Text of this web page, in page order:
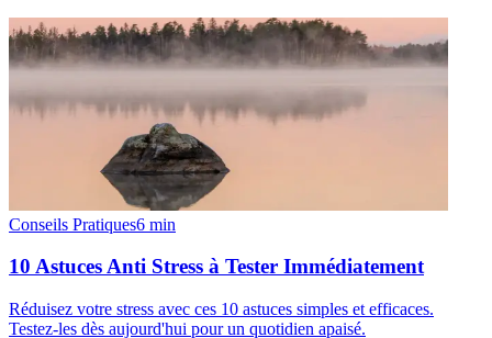
Conseils Pratiques6 min
10 Astuces Anti Stress à Tester Immédiatement
Réduisez votre stress avec ces 10 astuces simples et efficaces.
Testez-les dès aujourd'hui pour un quotidien apaisé.